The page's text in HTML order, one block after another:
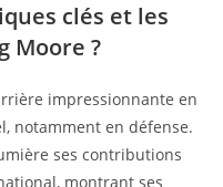
clés et les
Moore ?
impressionnante en
notamment en défense.
ses contributions
montrant ses